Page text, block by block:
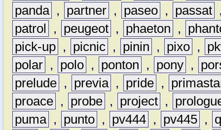
panda , partner , paseo , passat
patrol
, peugeot , phaeton ,
pick-up , picnic , pinin , pixo ,
polar , polo , ponton , pony ,
prelude , previa , pride ,
proace , probe , project ,
puma , punto , pv444 , pv445 ,